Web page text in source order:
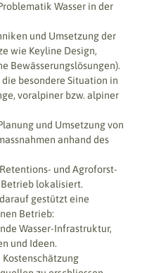
Wasser in der
und Umsetzung der
wie Keyline Design,
Bewässerungslösungen).
besondere Situation in
voralpiner bzw. alpiner
und Umsetzung von
anhand des
und Agroforst-
lokalisiert.
gestützt eine
Betrieb:
Wasser-Infrastruktur,
und Ideen.